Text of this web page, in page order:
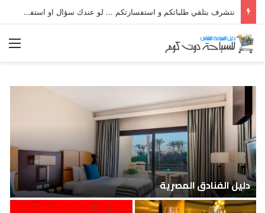
نتشرف بتلقي طلباتكم و استفسارتكم ... لو عندك سؤال او استفسار ماتدرددش فى طلب المساعدة
دليل الفنادق المصرية